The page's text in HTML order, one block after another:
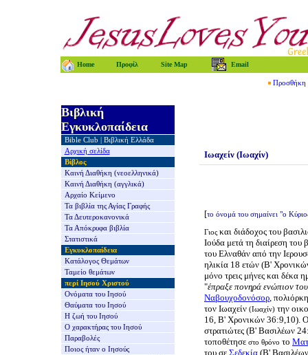
Home Προφίλ Site Map Email
Προσθήκη
Βιβλική
Εγκυκλοπαίδεια
Bible Club
Βιβλική Ελλάδα
Αρχική σελίδα
Βίβλος
Καινή Διαθήκη (νεοελληνικά)
Καινή Διαθήκη (αγγλικά)
Αρχαίο Κείμενο
Τα βιβλία τηςΑγίας Γραφής
Τα Δευτεροκανονικά
Τα Απόκρυφα βιβλία
Στατιστικά
Εγκυκλοπαίδεια
Κατάλογος Θεμάτων
Ταμείο θεμάτων
περί Ιησού Χριστού
Ονόματα του Ιησού
Θαύματα του Ιησού
Η ζωή του Ιησού
Ο χαρακτήρας του Ιησού
Παραβολές
Ποιος ήταν ο Ιησούς
Ιωαχείν (Ιωαχίν)
[το όνομά του σημαίνει "ο
Γιος και διάδοχος του
Ιούδα μετά τη διαίρεση
του Ελναθάν από την
ηλικία 18 ετών (Β'
μόνο τρεις μήνες και δέκα
"έπραξε πονηρά ενώπιον
Ναβουχοδονόσορ,
τον Ιωαχείν (Ιωαχίν) την
16, Β' Χρονικών 36:9,10).
στρατιώτες (Β' Βασιλέων
τοποθέτησε στο θρόνο το
του σε Σεδεκία (Β'